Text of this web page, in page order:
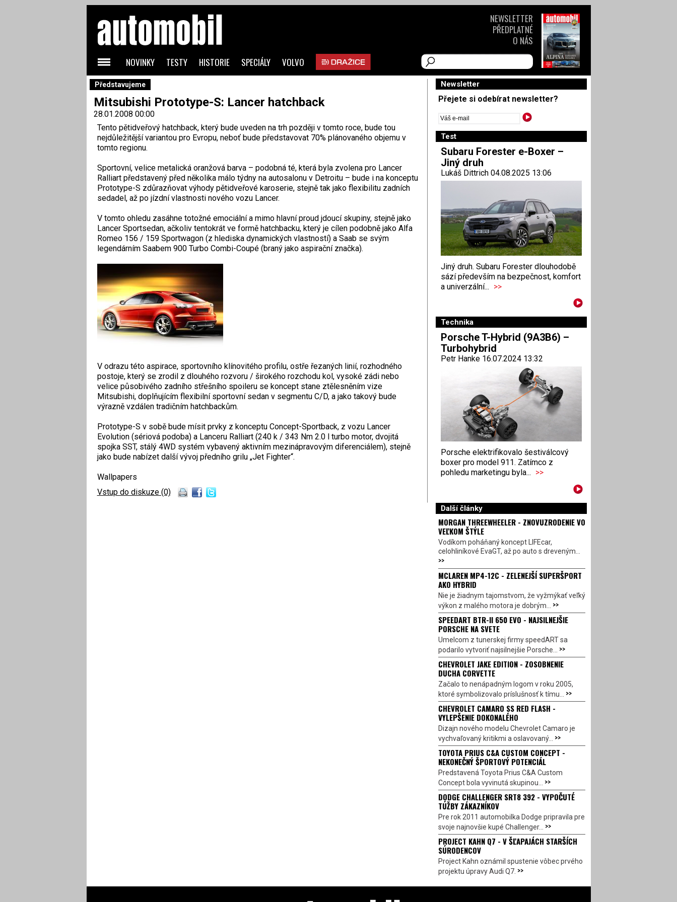
Představujeme
Mitsubishi Prototype-S: Lancer hatchback
28.01.2008 00:00
Tento pětidveřový hatchback, který bude uveden na trh později v tomto roce, bude tou
nejdůležitější variantou pro Evropu, neboť bude představovat 70% plánovaného objemu v
tomto regionu.
Sportovní, velice metalická oranžová barva – podobná té, která byla zvolena pro Lancer
Ralliart představený před několika málo týdny na autosalonu v Detroitu – bude i na konceptu
Prototype-S zdůrazňovat výhody pětidveřové karoserie, stejně tak jako flexibilitu zadních
sedadel, až po jízdní vlastnosti nového vozu Lancer.
V tomto ohledu zasáhne totožné emociální a mimo hlavní proud jdoucí skupiny, stejně jako
Lancer Sportsedan, ačkoliv tentokrát ve formě hatchbacku, který je cílen podobně jako Alfa
Romeo 156 / 159 Sportwagon (z hlediska dynamických vlastností) a Saab se svým
legendárním Saabem 900 Turbo Combi-Coupé (braný jako aspirační značka).
V odrazu této aspirace, sportovního klínovitého profilu, ostře řezaných linií, rozhodného
postoje, který se zrodil z dlouhého rozvoru / širokého rozchodu kol, vysoké zádi nebo
velice působivého zadního střešního spoileru se koncept stane ztělesněním vize
Mitsubishi, doplňujícím flexibilní sportovní sedan v segmentu C/D, a jako takový bude
výrazně vzdálen tradičním hatchbackům.
Prototype-S v sobě bude mísit prvky z konceptu Concept-Sportback, z vozu Lancer
Evolution (sériová podoba) a Lanceru Ralliart (240 k / 343 Nm 2.0 l turbo motor, dvojitá
spojka SST, stálý 4WD systém vybavený aktivním mezinápravovým diferenciálem), stejně
jako bude nabízet další vývoj předního grilu „Jet Fighter“.
Wallpapers
Vstup do diskuze (0)
Newsletter
Přejete si odebírat newsletter?
Test
Subaru Forester e-Boxer –
Jiný druh
Lukáš Dittrich 04.08.2025 13:06
Jiný druh. Subaru Forester dlouhodobě
sází především na bezpečnost, komfort
a univerzální... >>
Technika
Porsche T-Hybrid (9A3B6) –
Turbohybrid
Petr Hanke 16.07.2024 13:32
Porsche elektrifikovalo šestiválcový
boxer pro model 911. Zatímco z
pohledu marketingu byla... >>
Další články
MORGAN THREEWHEELER - ZNOVUZRODENIE VO
VEĽKOM ŠTÝLE
Vodíkom poháňaný koncept LIFEcar,
celohliníkové EvaGT, až po auto s dreveným...
>>
MCLAREN MP4-12C - ZELENEJŠÍ SUPERŠPORT
AKO HYBRID
Nie je žiadnym tajomstvom, že vyžmýkať veľký
výkon z malého motora je dobrým... >>
SPEEDART BTR-II 650 EVO - NAJSILNEJŠIE
PORSCHE NA SVETE
Umelcom z tunerskej firmy speedART sa
podarilo vytvoriť najsilnejšie Porsche... >>
CHEVROLET JAKE EDITION - ZOSOBNENIE
DUCHA CORVETTE
Začalo to nenápadným logom v roku 2005,
ktoré symbolizovalo príslušnosť k tímu... >>
CHEVROLET CAMARO SS RED FLASH -
VYLEPŠENIE DOKONALÉHO
Dizajn nového modelu Chevrolet Camaro je
vychvaľovaný kritikmi a oslavovaný... >>
TOYOTA PRIUS C&A CUSTOM CONCEPT -
NEKONEČNÝ ŠPORTOVÝ POTENCIÁL
Predstavená Toyota Prius C&A Custom
Concept bola vyvinutá skupinou... >>
DODGE CHALLENGER SRT8 392 - VYPOČUTÉ
TÚŽBY ZÁKAZNÍKOV
Pre rok 2011 automobilka Dodge pripravila pre
svoje najnovšie kupé Challenger... >>
PROJECT KAHN Q7 - V ŠĽAPAJÁCH STARŠÍCH
SÚRODENCOV
Project Kahn oznámil spustenie vôbec prvého
projektu úpravy Audi Q7. >>
NOVINKY TESTY HISTORIE SPECIÁLY VOLVO
NEWSLETTER
PŘEDPLATNÉ
O NÁS